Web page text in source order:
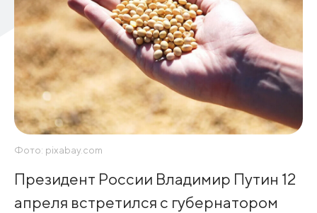
Фото: pixabay.com
Президент России Владимир Путин 12
апреля встретился с губернатором